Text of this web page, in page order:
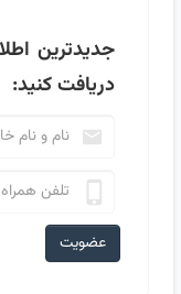
جدیدترین
دریافت کنید:
عضویت